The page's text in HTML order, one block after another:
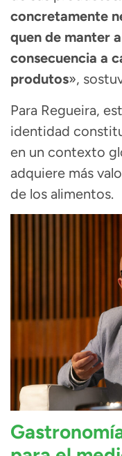
concretamente
quen de manter
consecuencia a
produtos»,
Para Regueira,
identidad
en un contexto
adquiere más
de los alimentos.